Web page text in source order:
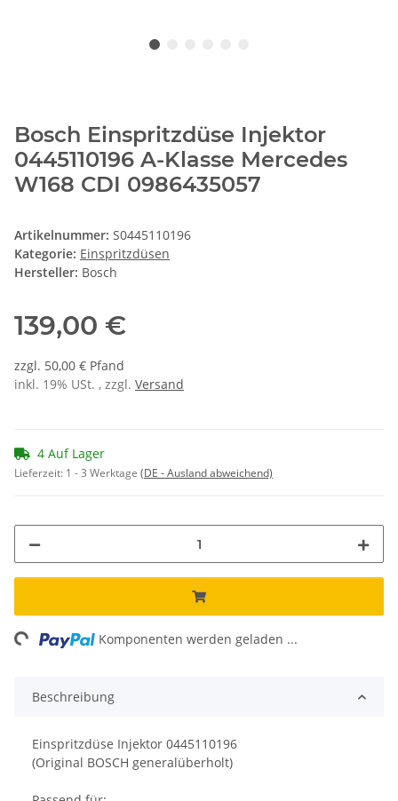
Bosch Einspritzdüse Injektor
0445110196 A-Klasse Mercedes
W168 CDI 0986435057
Artikelnummer: S0445110196
Kategorie: Einspritzdüsen
Hersteller: Bosch
139,00 €
zzgl. 50,00 € Pfand
inkl. 19% USt. , zzgl. Versand
4 Auf Lager
Lieferzeit: 1 - 3 Werktage (DE - Ausland abweichend)
Komponenten werden geladen ...
Beschreibung
Einspritzdüse Injektor 0445110196
(Original BOSCH generalüberholt)